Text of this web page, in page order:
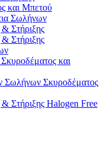
και Μπετού
Σωλήνων
Στήριξης
Στήριξης
και
Σωλήνων Σκυροδέματος
Στήριξης Halogen Free